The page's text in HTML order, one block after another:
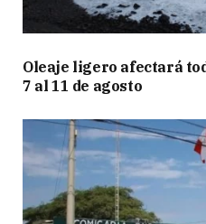
Oleaje ligero afectará
7 al 11 de agosto